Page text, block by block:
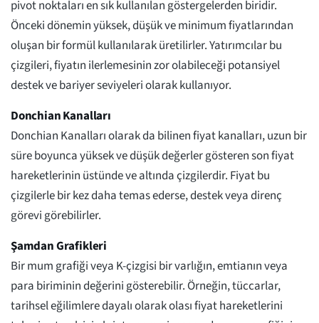
pivot noktaları en sık kullanılan göstergelerden biridir.
Önceki dönemin yüksek, düşük ve minimum fiyatlarından
oluşan bir formül kullanılarak üretilirler. Yatırımcılar bu
çizgileri, fiyatın ilerlemesinin zor olabileceği potansiyel
destek ve bariyer seviyeleri olarak kullanıyor.
Donchian Kanalları
Donchian Kanalları olarak da bilinen fiyat kanalları, uzun bir
süre boyunca yüksek ve düşük değerler gösteren son fiyat
hareketlerinin üstünde ve altında çizgilerdir. Fiyat bu
çizgilerle bir kez daha temas ederse, destek veya direnç
görevi görebilirler.
Şamdan Grafikleri
Bir mum grafiği veya K-çizgisi bir varlığın, emtianın veya
para biriminin değerini gösterebilir. Örneğin, tüccarlar,
tarihsel eğilimlere dayalı olarak olası fiyat hareketlerini